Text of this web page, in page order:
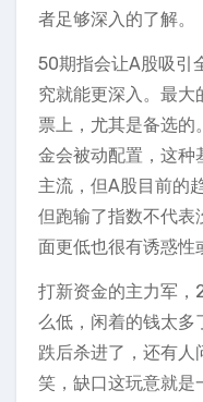
者足够深入的了解。
50期指会让A股吸引
究就能更深入。最
票上，尤其是备选的
金会被动配置，这种
主流，但A股目前的
但跑输了指数不代表
面更低也很有诱惑性
打新资金的主力军
么低，闲着的钱太多
跌后杀进了，还有
笑，缺口这玩意就是